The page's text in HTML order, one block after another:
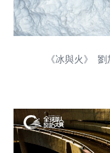
《冰與火》